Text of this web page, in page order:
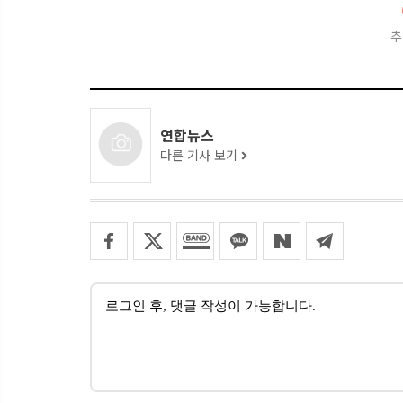
연합뉴스
다른 기사 보기